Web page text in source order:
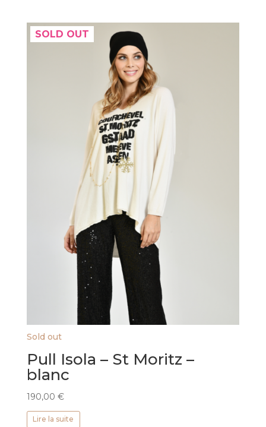
SOLD OUT
Sold out
Pull Isola – St Moritz –
blanc
190,00 €
Lire la suite